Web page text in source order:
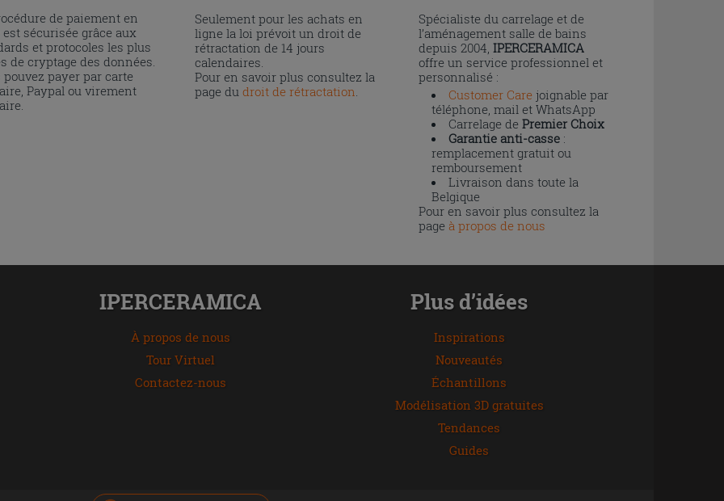
de paiement en
sécurisée grâce aux
et protocoles les plus
de cryptage des données.
pouvez payer par carte
Paypal ou virement
Seulement pour les achats en
ligne la loi prévoit un droit de
rétractation de 14 jours
calendaires.
Pour en savoir plus consultez la
page dudroit de rétractation.
Spécialiste du carrelage et de
l’aménagement salle de bains
depuis 2004, IPERCERAMICA
offre un service professionnel et
personnalisé :
Customer Carejoignable par
téléphone, mail et WhatsApp
Carrelage de Premier Choix
Garantie anti-casse:
remplacement gratuit ou
remboursement
Livraison dans toute la
Belgique
Pour en savoir plus consultez la
page à propos de nous
IPERCERAMICA
À propos de nous
Tour Virtuel
Contactez-nous
Plus d’idées
Inspirations
Nouveautés
Échantillons
Modélisation 3D gratuites
Tendances
Guides